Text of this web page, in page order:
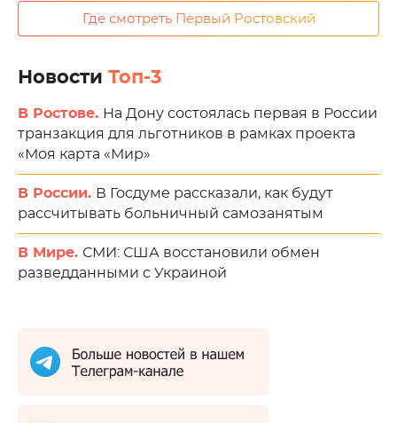
Где смотреть Первый Ростовский
Новости Топ-3
В Ростове. На Дону состоялась первая в России
транзакция для льготников в рамках проекта
«Моя карта «Мир»
В России. В Госдуме рассказали, как будут
рассчитывать больничный самозанятым
В Мире. СМИ: США восстановили обмен
разведданными с Украиной